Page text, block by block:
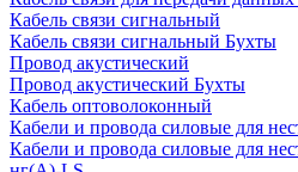
Кабель связи сигнальный
Кабель связи сигнальный Бухты
Провод акустический
Провод акустический Бухты
Кабель оптоволоконный
Кабели и провода силовые для
Кабели и провода силовые для